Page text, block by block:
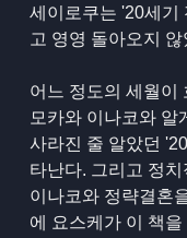
세이로쿠는 '20세기
고 영영 돌아오지 않
어느 정도의 세월이
모카와 이나코와 알
사라진 줄 알았던
타난다. 그리고 정치
이나코와 정략결혼
에 요스케가 이 책을